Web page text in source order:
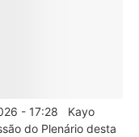
- 17:28 Kayo
do Plenário desta